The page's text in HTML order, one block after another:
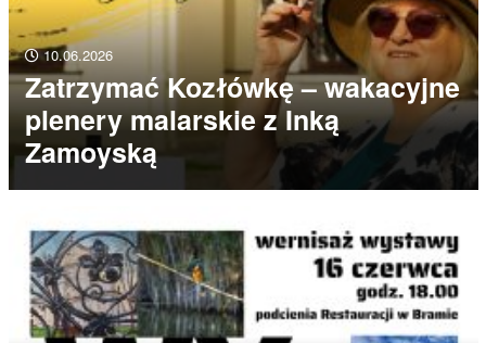
10.06.2026
Zatrzymać Kozłówkę – wakacyjne
plenery malarskie z Inką
Zamoyską